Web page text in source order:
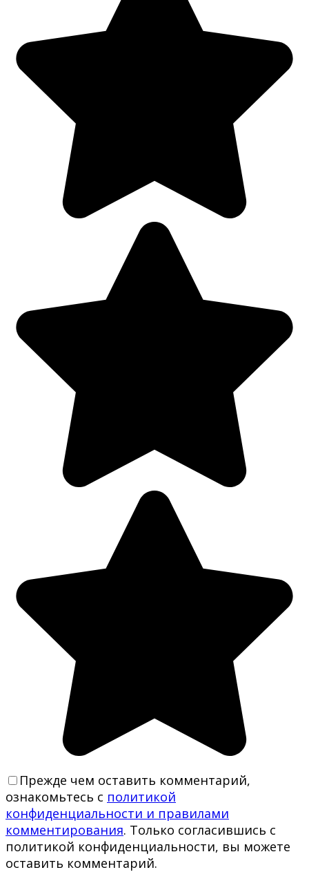
Прежде чем оставить комментарий,
ознакомьтесь с политикой
конфиденциальности и правилами
комментирования. Только согласившись с
политикой конфиденциальности, вы можете
оставить комментарий.